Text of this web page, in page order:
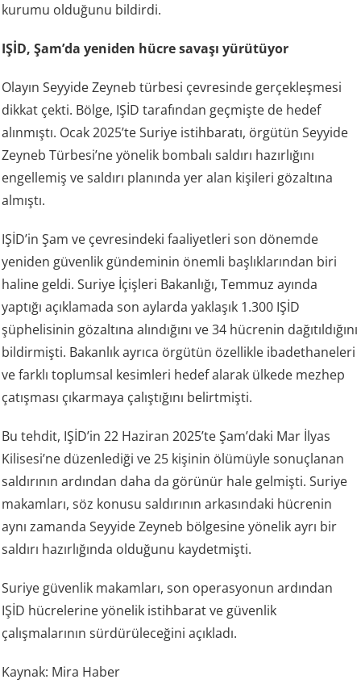
kurumu olduğunu bildirdi.
IŞİD, Şam’da yeniden hücre savaşı yürütüyor
Olayın Seyyide Zeyneb türbesi çevresinde gerçekleşmesi
dikkat çekti. Bölge, IŞİD tarafından geçmişte de hedef
alınmıştı. Ocak 2025’te Suriye istihbaratı, örgütün Seyyide
Zeyneb Türbesi’ne yönelik bombalı saldırı hazırlığını
engellemiş ve saldırı planında yer alan kişileri gözaltına
almıştı.
IŞİD’in Şam ve çevresindeki faaliyetleri son dönemde
yeniden güvenlik gündeminin önemli başlıklarından biri
haline geldi. Suriye İçişleri Bakanlığı, Temmuz ayında
yaptığı açıklamada son aylarda yaklaşık 1.300 IŞİD
şüphelisinin gözaltına alındığını ve 34 hücrenin dağıtıldığını
bildirmişti. Bakanlık ayrıca örgütün özellikle ibadethaneleri
ve farklı toplumsal kesimleri hedef alarak ülkede mezhep
çatışması çıkarmaya çalıştığını belirtmişti.
Bu tehdit, IŞİD’in 22 Haziran 2025’te Şam’daki Mar İlyas
Kilisesi’ne düzenlediği ve 25 kişinin ölümüyle sonuçlanan
saldırının ardından daha da görünür hale gelmişti. Suriye
makamları, söz konusu saldırının arkasındaki hücrenin
aynı zamanda Seyyide Zeyneb bölgesine yönelik ayrı bir
saldırı hazırlığında olduğunu kaydetmişti.
Suriye güvenlik makamları, son operasyonun ardından
IŞİD hücrelerine yönelik istihbarat ve güvenlik
çalışmalarının sürdürüleceğini açıkladı.
Kaynak: Mira Haber